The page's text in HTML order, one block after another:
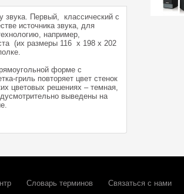
звука. Первый, классический с
источника звука, для
например,
(их размеры 116 x 198 x 202
форме с
гриль повторяет цвет стенок
цветовых решениях – темная,
выведены на
Словарь терминов Связаться с нами